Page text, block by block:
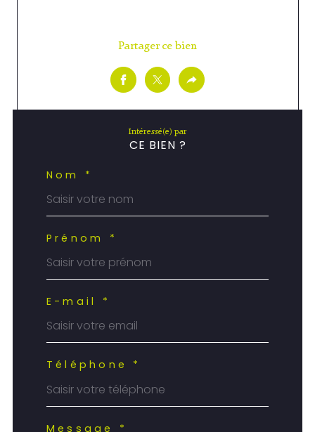
Partager ce bien
Intéressé(e) par
CE BIEN ?
Nom *
Prénom *
E-mail *
Téléphone *
Message *